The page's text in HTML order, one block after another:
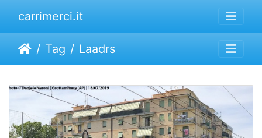
carrimerci.it
Tag Laadrs